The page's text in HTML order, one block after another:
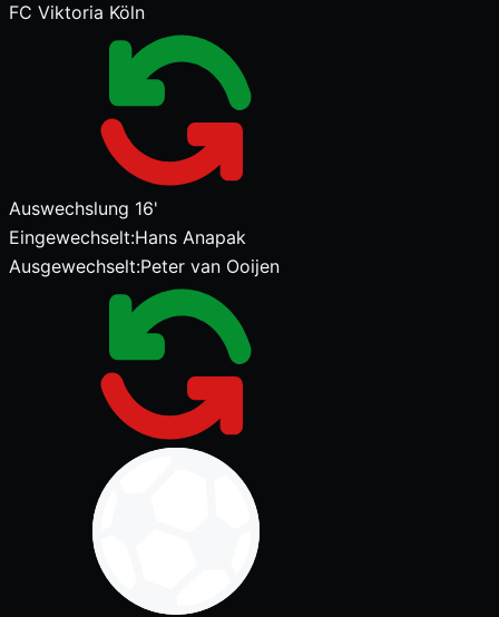
FC Viktoria Köln
Auswechslung 16'
Eingewechselt:Hans Anapak
Ausgewechselt:Peter van Ooijen